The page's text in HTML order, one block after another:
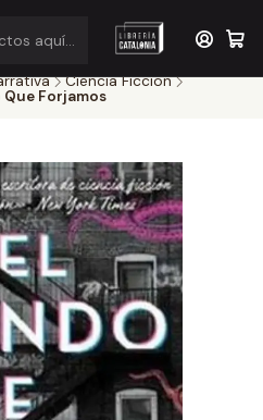
en RM por compras sobre
Ciencia Ficcion
Que Forjamos